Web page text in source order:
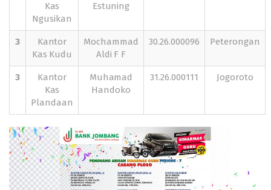
Kas
Ngusikan
Estuning
3
Kantor
Kas Kudu
Mochammad
Aldi F F
30.26.000096 Peterongan
3
Kantor
Kas
Plandaan
Muhamad
Handoko
31.26.000111 Jogoroto